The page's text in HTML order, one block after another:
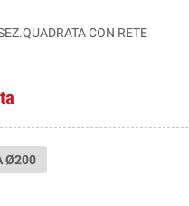
CON RETE
Ø200